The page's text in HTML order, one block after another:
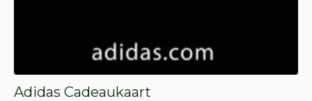
Adidas Cadeaukaart